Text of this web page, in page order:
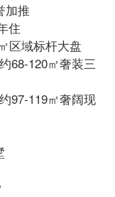
加推
住
区域标杆大盘
68-120㎡奢装三
97-119㎡奢阔现